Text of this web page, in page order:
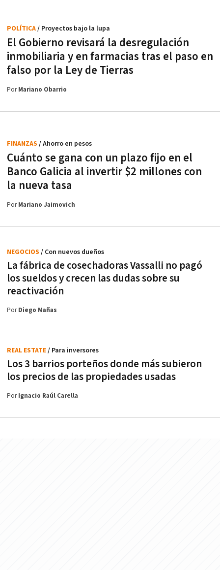
El Gobierno revisará la desregulación
inmobiliaria y en farmacias tras el paso en
falso por la Ley de Tierras
POLÍTICA/ Proyectos bajo la lupa
PorMariano Obarrio
Cuánto se gana con un plazo fijo en el
Banco Galicia al invertir $2 millones con
la nueva tasa
FINANZAS / Ahorro en pesos
PorMariano Jaimovich
La fábrica de cosechadoras Vassalli no pagó
los sueldos y crecen las dudas sobre su
reactivación
NEGOCIOS / Con nuevos dueños
PorDiego Mañas
Los 3 barrios porteños donde más subieron
los precios de las propiedades usadas
REAL ESTATE/ Para inversores
PorIgnacio Raúl Carella